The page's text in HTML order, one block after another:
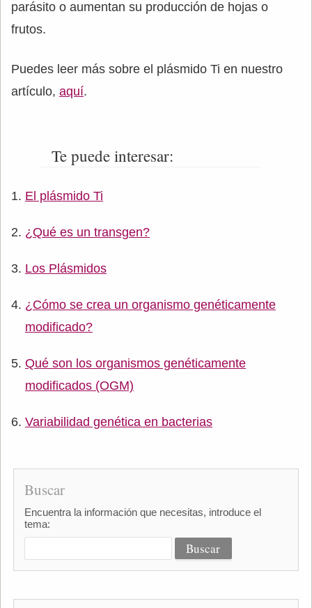
parásito o aumentan su producción de hojas o
frutos.
Puedes leer más sobre el plásmido Ti en nuestro
artículo, aquí.
Te puede interesar:
El plásmido Ti
¿Qué es un transgen?
Los Plásmidos
¿Cómo se crea un organismo genéticamente
modificado?
Qué son los organismos genéticamente
modificados (OGM)
Variabilidad genética en bacterias
Buscar
Encuentra la información que necesitas, introduce el
tema: